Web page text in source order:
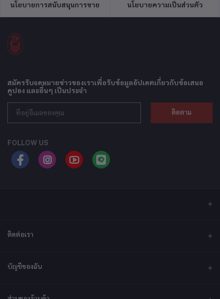
นโยบายการสนับสนุนการขาย นโยบายความเป็นส่วนตัว
สมัครรับจดหมายข่าวของเราเพื่อรับข้อมูลอัปเดตเกี่ยวกับข้อเสนอ
คูปอง และอื่นๆ เป็นประจำ
ติดตาม
FOLLOW US
ติดต่อเรา
ที่อยู่
จังหวัดนครปฐม 73210
บัญชีของฉัน
เข้าสู่ระบบ